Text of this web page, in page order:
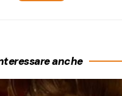
anche